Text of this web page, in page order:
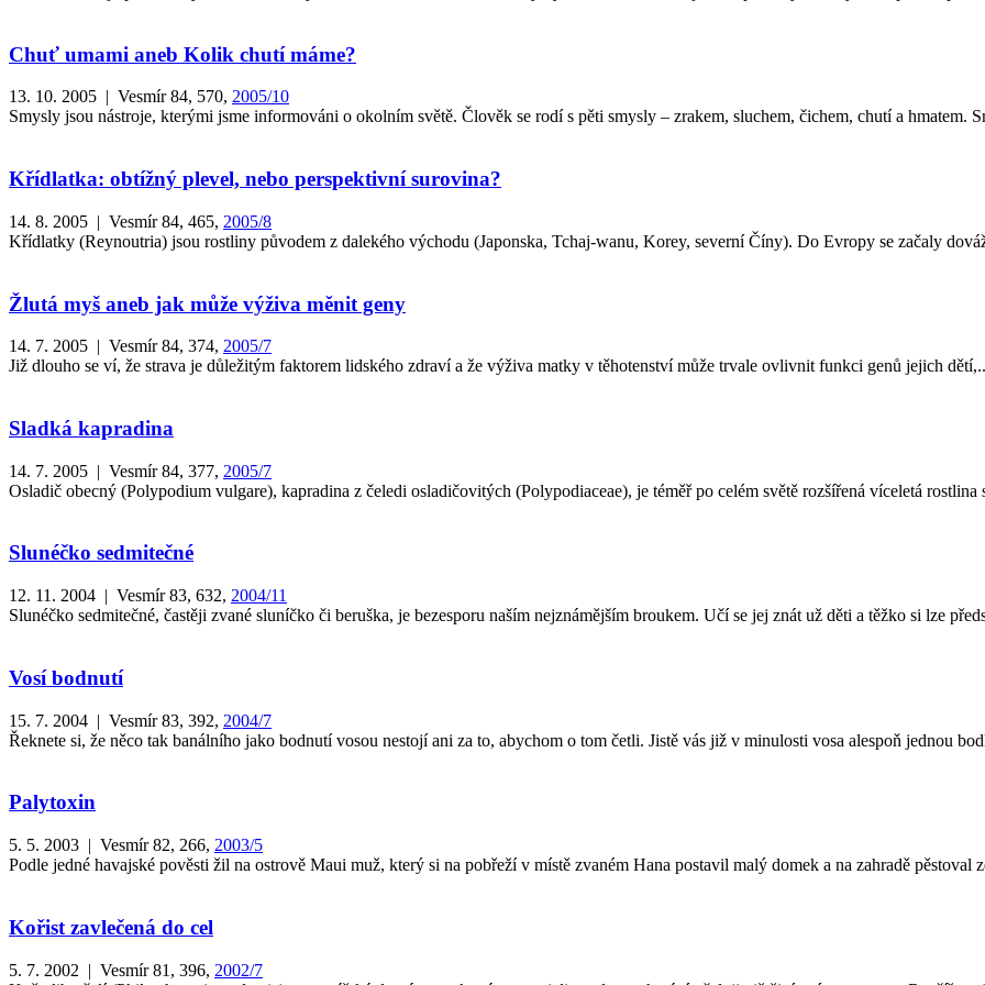
Chuť umami aneb Kolik chutí máme?
13. 10. 2005 | Vesmír 84, 570, 2005/10
Smysly jsou nástroje, kterými jsme informováni o okolním světě. Člověk se rodí s pěti smysly – zrakem, sluchem, čichem, chutí a hmatem.
Křídlatka: obtížný plevel, nebo perspektivní surovina?
14. 8. 2005 | Vesmír 84, 465, 2005/8
Křídlatky (Reynoutria) jsou rostliny původem z dalekého východu (Japonska, Tchaj-wanu, Korey, severní Číny). Do Evropy se začaly
Žlutá myš aneb jak může výživa měnit geny
14. 7. 2005 | Vesmír 84, 374, 2005/7
Již dlouho se ví, že strava je důležitým faktorem lidského zdraví a že výživa matky v těhotenství může trvale ovlivnit funkci genů jejich
Sladká kapradina
14. 7. 2005 | Vesmír 84, 377, 2005/7
Osladič obecný (Polypodium vulgare), kapradina z čeledi osladičovitých (Polypodiaceae), je téměř po celém světě rozšířená víceletá rostlina
Slunéčko sedmitečné
12. 11. 2004 | Vesmír 83, 632, 2004/11
Slunéčko sedmitečné, častěji zvané sluníčko či beruška, je bezesporu naším nejznámějším broukem. Učí se jej znát už děti a těžko si lze
Vosí bodnutí
15. 7. 2004 | Vesmír 83, 392, 2004/7
Řeknete si, že něco tak banálního jako bodnutí vosou nestojí ani za to, abychom o tom četli. Jistě vás již v minulosti vosa alespoň jednou
Palytoxin
5. 5. 2003 | Vesmír 82, 266, 2003/5
Podle jedné havajské pověsti žil na ostrově Maui muž, který si na pobřeží v místě zvaném Hana postavil malý domek a na zahradě pěstoval
Kořist zavlečená do cel
5. 7. 2002 | Vesmír 81, 396, 2002/7